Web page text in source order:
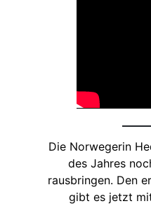
Die Norwegerin
des Jahres
rausbringen. Den
gibt es jetzt